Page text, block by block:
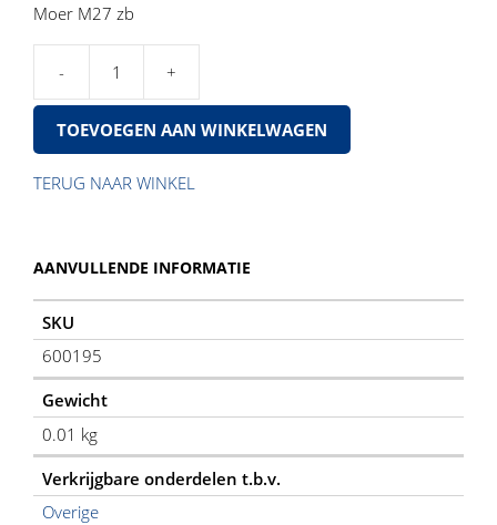
Moer M27 zb
M27
zb
aantal
TOEVOEGEN AAN WINKELWAGEN
TERUG NAAR WINKEL
AANVULLENDE INFORMATIE
SKU
600195
Gewicht
0.01 kg
Verkrijgbare onderdelen t.b.v.
Overige